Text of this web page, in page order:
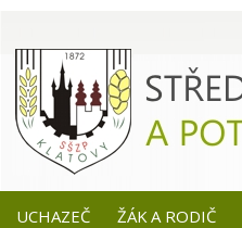
UCHAZEČ ŽÁK A RODIČ